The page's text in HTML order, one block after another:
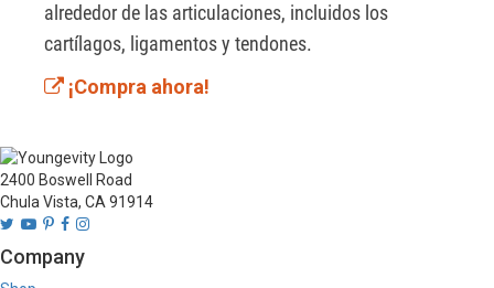
alrededor de las articulaciones, incluidos los
cartílagos, ligamentos y tendones.
¡Compra ahora!
2400 Boswell Road
Chula Vista, CA 91914
Company